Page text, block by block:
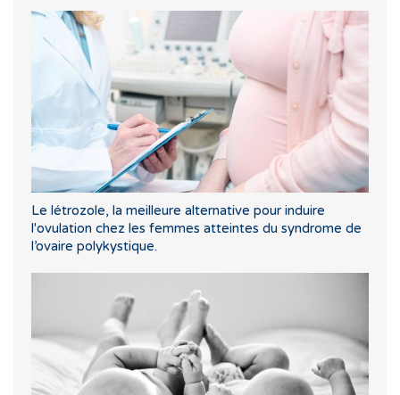
Le létrozole, la meilleure alternative pour induire
l'ovulation chez les femmes atteintes du syndrome de
l’ovaire polykystique.